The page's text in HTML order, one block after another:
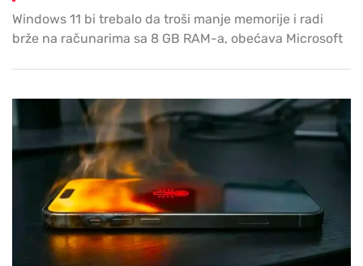
Windows 11 bi trebalo da troši manje memorije i radi
brže na računarima sa 8 GB RAM-a, obećava Microsoft